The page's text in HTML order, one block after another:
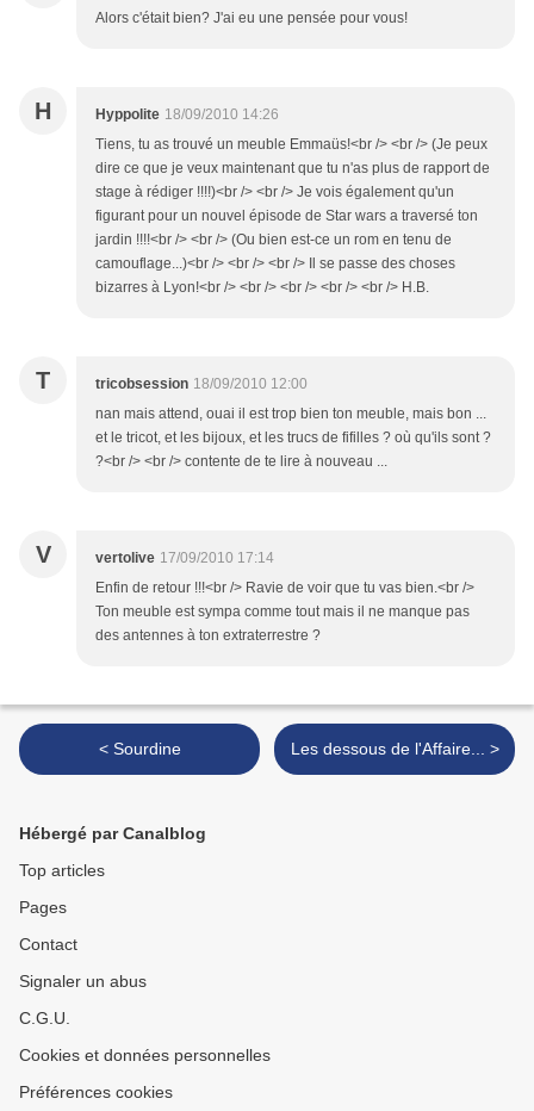
Alors c'était bien? J'ai eu une pensée pour vous!
H Hyppolite 18/09/2010 14:26
Tiens, tu as trouvé un meuble Emmaüs!<br /> <br /> (Je peux
dire ce que je veux maintenant que tu n'as plus de rapport de
stage à rédiger !!!!)<br /> <br /> Je vois également qu'un
figurant pour un nouvel épisode de Star wars a traversé ton
jardin !!!!<br /> <br /> (Ou bien est-ce un rom en tenu de
camouflage...)<br /> <br /> <br /> Il se passe des choses
bizarres à Lyon!<br /> <br /> <br /> <br /> <br /> H.B.
T tricobsession 18/09/2010 12:00
nan mais attend, ouai il est trop bien ton meuble, mais bon ...
et le tricot, et les bijoux, et les trucs de fifilles ? où qu'ils sont ?
?<br /> <br /> contente de te lire à nouveau ...
V vertolive 17/09/2010 17:14
Enfin de retour !!!<br /> Ravie de voir que tu vas bien.<br />
Ton meuble est sympa comme tout mais il ne manque pas
des antennes à ton extraterrestre ?
< Sourdine Les dessous de l'Affaire... >
Hébergé par Canalblog
Top articles
Pages
Contact
Signaler un abus
C.G.U.
Cookies et données personnelles
Préférences cookies